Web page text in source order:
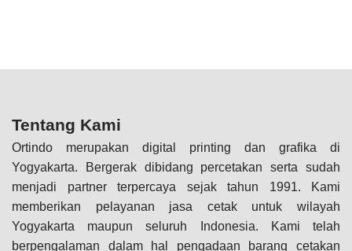
Tentang Kami
Ortindo merupakan digital printing dan grafika di
Yogyakarta. Bergerak dibidang percetakan serta sudah
menjadi partner terpercaya sejak tahun 1991. Kami
memberikan pelayanan jasa cetak untuk wilayah
Yogyakarta maupun seluruh Indonesia. Kami telah
berpengalaman dalam hal pengadaan barang cetakan